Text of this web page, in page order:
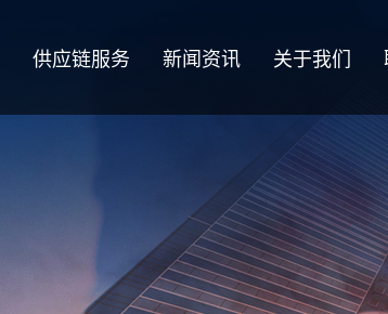
供应链服务 新闻资讯 关于我们